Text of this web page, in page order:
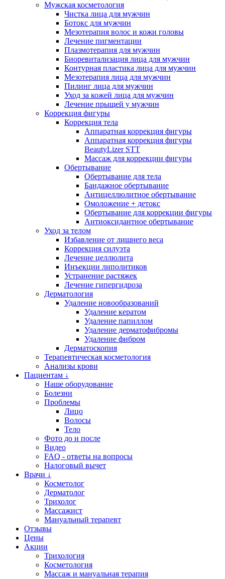
Мужская косметология
Чистка лица для мужчин
Ботокс для мужчин
Мезотерапия волос и кожи головы
Лечение пигментации
Плазмотерапия для мужчин
Биоревитализация лица для мужчин
Контурная пластика лица для мужчин
Мезотерапия лица для мужчин
Пилинг лица для мужчин
Уход за кожей лица для мужчин
Лечение прыщей у мужчин
Коррекция фигуры
Коррекция тела
Аппаратная коррекция фигуры
Аппаратная коррекция фигуры
BeautyLizer STT
Массаж для коррекции фигуры
Обертывание
Обертывание для тела
Бандажное обертывание
Антицеллюлитное обертывание
Омоложение + детокс
Обертывание для коррекции фигуры
Антиоксидантное обертывание
Уход за телом
Избавление от лишнего веса
Коррекция силуэта
Лечение целлюлита
Инъекции липолитиков
Устранение растяжек
Лечение гипергидроза
Дерматология
Удаление новообразований
Удаление кератом
Удаление папиллом
Удаление дерматофибромы
Удаление фибром
Дерматоскопия
Терапевтическая косметология
Анализы крови
Пациентам ↓
Наше оборудование
Болезни
Проблемы
Лицо
Волосы
Тело
Фото до и после
Видео
FAQ - ответы на вопросы
Налоговый вычет
Врачи ↓
Косметолог
Дерматолог
Трихолог
Массажист
Мануальный терапевт
Отзывы
Цены
Акции
Трихология
Косметология
Массаж и мануальная терапия